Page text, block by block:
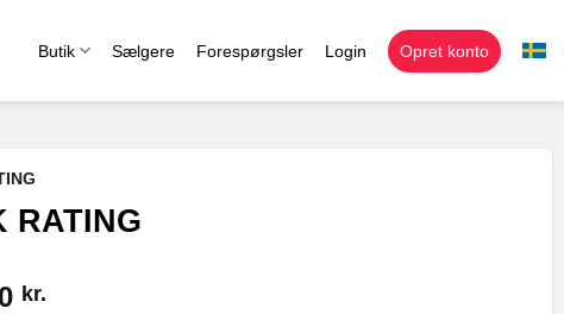
Butik Sælgere Forespørgsler Login Opret konto
RATING
kr.